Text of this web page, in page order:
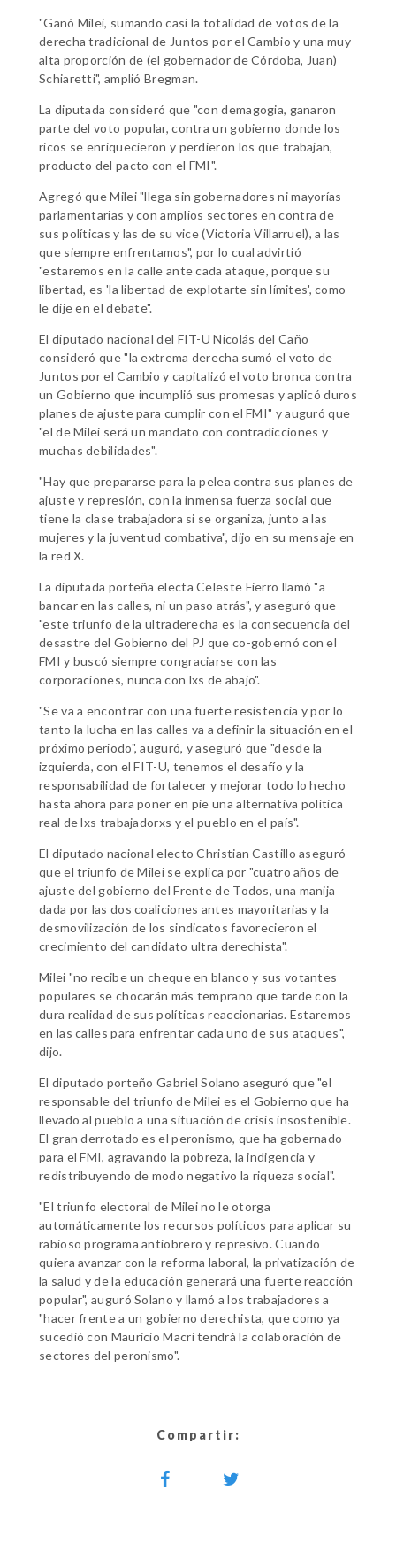
"Ganó Milei, sumando casi la totalidad de votos de la
derecha tradicional de Juntos por el Cambio y una muy
alta proporción de (el gobernador de Córdoba, Juan)
Schiaretti", amplió Bregman.
La diputada consideró que "con demagogia, ganaron
parte del voto popular, contra un gobierno donde los
ricos se enriquecieron y perdieron los que trabajan,
producto del pacto con el FMI".
Agregó que Milei "llega sin gobernadores ni mayorías
parlamentarias y con amplios sectores en contra de
sus políticas y las de su vice (Victoria Villarruel), a las
que siempre enfrentamos", por lo cual advirtió
"estaremos en la calle ante cada ataque, porque su
libertad, es 'la libertad de explotarte sin límites', como
le dije en el debate".
El diputado nacional del FIT-U Nicolás del Caño
consideró que "la extrema derecha sumó el voto de
Juntos por el Cambio y capitalizó el voto bronca contra
un Gobierno que incumplió sus promesas y aplicó duros
planes de ajuste para cumplir con el FMI" y auguró que
"el de Milei será un mandato con contradicciones y
muchas debilidades".
"Hay que prepararse para la pelea contra sus planes de
ajuste y represión, con la inmensa fuerza social que
tiene la clase trabajadora si se organiza, junto a las
mujeres y la juventud combativa", dijo en su mensaje en
la red X.
La diputada porteña electa Celeste Fierro llamó "a
bancar en las calles, ni un paso atrás", y aseguró que
"este triunfo de la ultraderecha es la consecuencia del
desastre del Gobierno del PJ que co-gobernó con el
FMI y buscó siempre congraciarse con las
corporaciones, nunca con lxs de abajo".
"Se va a encontrar con una fuerte resistencia y por lo
tanto la lucha en las calles va a definir la situación en el
próximo periodo", auguró, y aseguró que "desde la
izquierda, con el FIT-U, tenemos el desafío y la
responsabilidad de fortalecer y mejorar todo lo hecho
hasta ahora para poner en pie una alternativa política
real de lxs trabajadorxs y el pueblo en el país".
El diputado nacional electo Christian Castillo aseguró
que el triunfo de Milei se explica por "cuatro años de
ajuste del gobierno del Frente de Todos, una manija
dada por las dos coaliciones antes mayoritarias y la
desmovilización de los sindicatos favorecieron el
crecimiento del candidato ultra derechista".
Milei "no recibe un cheque en blanco y sus votantes
populares se chocarán más temprano que tarde con la
dura realidad de sus políticas reaccionarias. Estaremos
en las calles para enfrentar cada uno de sus ataques",
dijo.
El diputado porteño Gabriel Solano aseguró que "el
responsable del triunfo de Milei es el Gobierno que ha
llevado al pueblo a una situación de crisis insostenible.
El gran derrotado es el peronismo, que ha gobernado
para el FMI, agravando la pobreza, la indigencia y
redistribuyendo de modo negativo la riqueza social".
"El triunfo electoral de Milei no le otorga
automáticamente los recursos políticos para aplicar su
rabioso programa antiobrero y represivo. Cuando
quiera avanzar con la reforma laboral, la privatización de
la salud y de la educación generará una fuerte reacción
popular", auguró Solano y llamó a los trabajadores a
"hacer frente a un gobierno derechista, que como ya
sucedió con Mauricio Macri tendrá la colaboración de
sectores del peronismo".
Compartir: